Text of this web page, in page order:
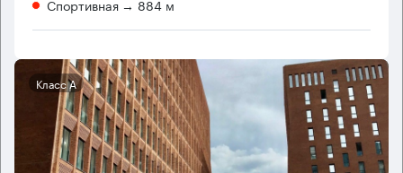
Спортивная → 884 м
Класс А